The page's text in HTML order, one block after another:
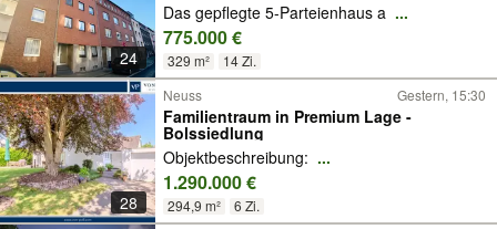
24
Das gepflegte 5-Parteienhaus a ...
775.000 €
329 m² 14 Zi.
28
Neuss Gestern, 15:30
Familientraum in Premium Lage -
Bolssiedlung
Objektbeschreibung: ...
1.290.000 €
294,9 m² 6 Zi.